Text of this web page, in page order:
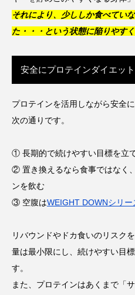
それにより、少ししか食べてい
た・・・という状態に陥りやす
安全にプロテインダイエッ
プロテインを活用しながら安全
次の通りです。
① 長期的で続けやすい目標を立
② 置き換えるなら食事ではなく
ンを飲む
③ 空腹はWEIGHT DOWNシリー
リバウンドやドカ食いのリスク
量は最小限にし、続けやすい目
す。
また、プロテインはあくまで「